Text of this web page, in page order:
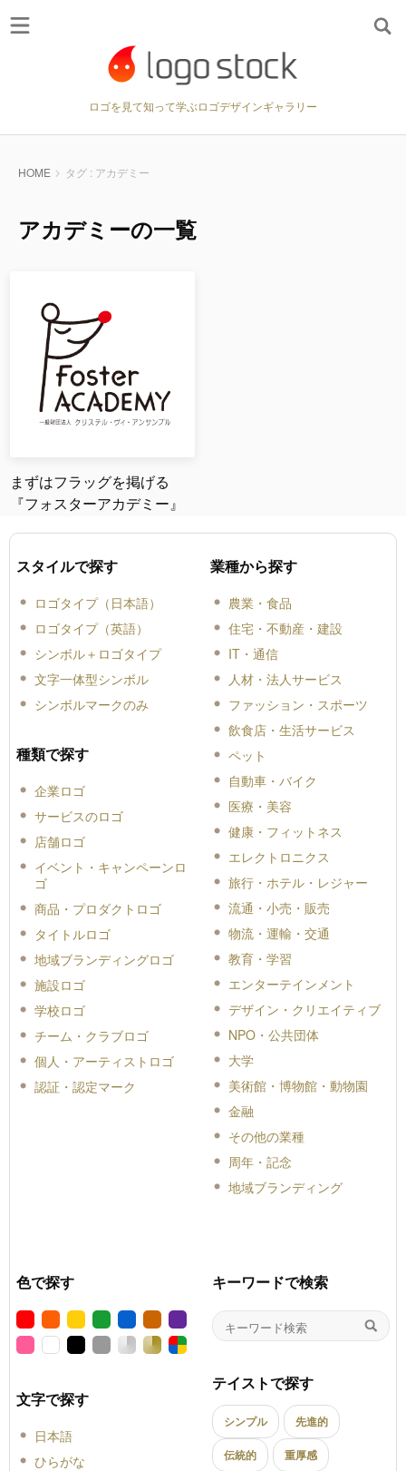
ロゴを見て知って学ぶロゴデザインギャラリー
HOME タグ : アカデミー
アカデミーの一覧
まずはフラッグを掲げる
『フォスターアカデミー』
スタイルで探す
ロゴタイプ（日本語）
ロゴタイプ（英語）
シンボル＋ロゴタイプ
文字一体型シンボル
シンボルマークのみ
種類で探す
企業ロゴ
サービスのロゴ
店舗ロゴ
イベント・キャンペーンロ
ゴ
商品・プロダクトロゴ
タイトルロゴ
地域ブランディングロゴ
施設ロゴ
学校ロゴ
チーム・クラブロゴ
個人・アーティストロゴ
認証・認定マーク
業種から探す
農業・食品
住宅・不動産・建設
IT・通信
人材・法人サービス
ファッション・スポーツ
飲食店・生活サービス
ペット
自動車・バイク
医療・美容
健康・フィットネス
エレクトロニクス
旅行・ホテル・レジャー
流通・小売・販売
物流・運輸・交通
教育・学習
エンターテインメント
デザイン・クリエイティブ
NPO・公共団体
大学
美術館・博物館・動物園
金融
その他の業種
周年・記念
地域ブランディング
色で探す
文字で探す
日本語
ひらがな
キーワードで検索
テイストで探す
シンプル 先進的
伝統的 重厚感